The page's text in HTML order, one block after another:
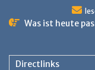
Was ist heute
Directlinks